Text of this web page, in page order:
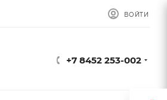
ВОЙТИ
+7 8452 253-002